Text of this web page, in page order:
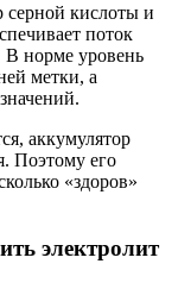
серной кислоты и
поток
В норме уровень
метки, а
аккумулятор
Поэтому его
«здоров»
электролит